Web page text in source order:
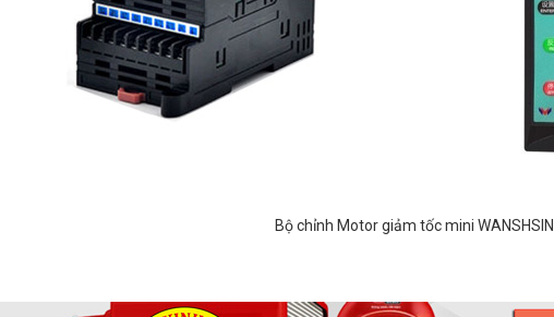
Bộ chỉnh Motor giảm tốc mini WANSHSIN